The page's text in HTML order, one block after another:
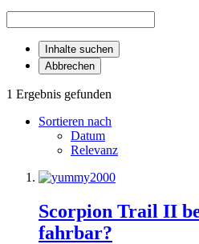
Inhalte suchen
Abbrechen
1 Ergebnis gefunden
Sortieren nach
Datum
Relevanz
Scorpion Trail II
fahrbar?